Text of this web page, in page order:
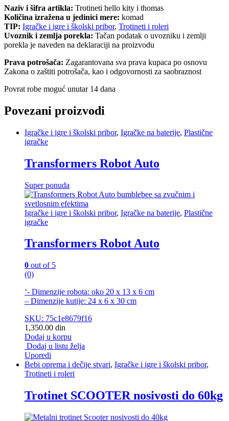
Naziv i šifra artikla: Trotineti hello kity i thomas
Količina izražena u jedinici mere: komad
TIP: Igračke i igre i školski pribor, Trotineti i roleri
Uvoznik i zemlja porekla: Tačan podatak o uvozniku i zemlji
porekla je naveden na deklaraciji na proizvodu
Prava potrošača: Zagarantovana sva prava kupaca po osnovu
Zakona o zaštiti potrošača, kao i odgovornosti za saobraznost
Povrat robe moguć unutar 14 dana
Povezani proizvodi
Igračke i igre i školski pribor, Igračke na baterije, Plastične
igračke
Transformers Robot Auto
Super ponuda
Igračke i igre i školski pribor, Igračke na baterije, Plastične
igračke
Transformers Robot Auto
0 out of 5
(0)
‘- Dimenzije robota: oko 20 x 13 x 6 cm
– Dimenzije kutije: 24 x 6 x 30 cm
SKU: 75c1e8679f16
1,350.00 din
Dodaj u korpu
Dodaj u listu želja
Uporedi
Bebi oprema i dečije stvari, Igračke i igre i školski pribor,
Trotineti i roleri
Trotinet SCOOTER nosivosti do 60kg